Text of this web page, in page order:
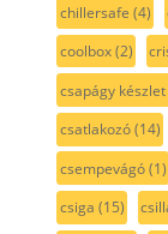
chillersafe (4)
coolbox(2)
csapágy készlet
csatlakozó(14)
csempevágó(1)
csiga (15)